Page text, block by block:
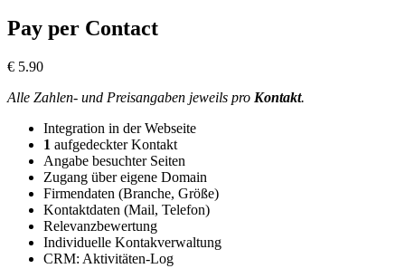
Pay per Contact
€ 5.90
Alle Zahlen- und Preisangaben jeweils pro Kontakt.
Integration in der Webseite
1 aufgedeckter Kontakt
Angabe besuchter Seiten
Zugang über eigene Domain
Firmendaten (Branche, Größe)
Kontaktdaten (Mail, Telefon)
Relevanzbewertung
Individuelle Kontakverwaltung
CRM: Aktivitäten-Log